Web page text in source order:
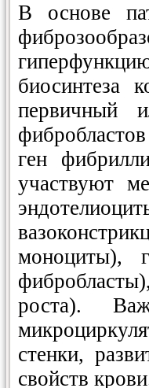
В основе
биосинтеза
первичный
ген
участвуют
моноциты),
роста).
стенки,
свойств